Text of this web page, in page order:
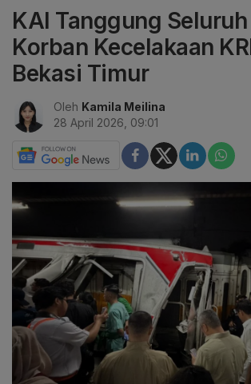
KAI Tanggung
Korban Kecelakaan
Bekasi Timur
Oleh Kamila Meilina
28 April 2026, 09:01